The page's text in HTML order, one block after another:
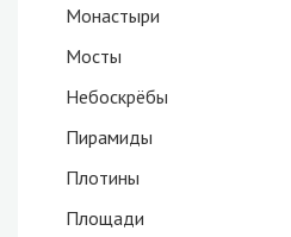
Монастыри
Мосты
Небоскрёбы
Пирамиды
Плотины
Площади